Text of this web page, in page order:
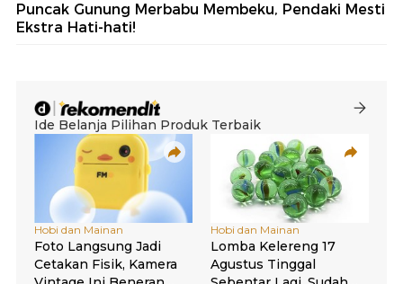
Puncak Gunung Merbabu Membeku, Pendaki Mesti
Ekstra Hati-hati!